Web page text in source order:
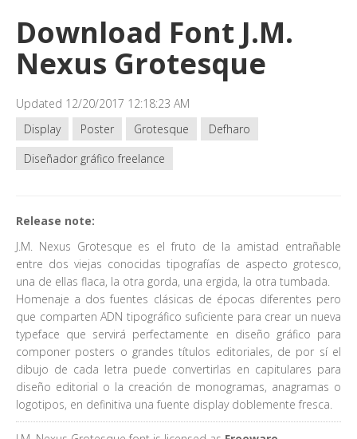
Download Font J.M.
Nexus Grotesque
Updated 12/20/2017 12:18:23 AM
Display
Poster Grotesque
Defharo
Diseñador gráfico freelance
Release note:
J.M. Nexus Grotesque es el fruto de la amistad entrañable
entre dos viejas conocidas tipografías de aspecto grotesco,
una de ellas flaca, la otra gorda, una ergida, la otra tumbada.
Homenaje a dos fuentes clásicas de épocas diferentes pero
que comparten ADN tipográfico suficiente para crear un nueva
typeface que servirá perfectamente en diseño gráfico para
componer posters o grandes títulos editoriales, de por sí el
dibujo de cada letra puede convertirlas en capitulares para
diseño editorial o la creación de monogramas, anagramas o
logotipos, en definitiva una fuente display doblemente fresca.